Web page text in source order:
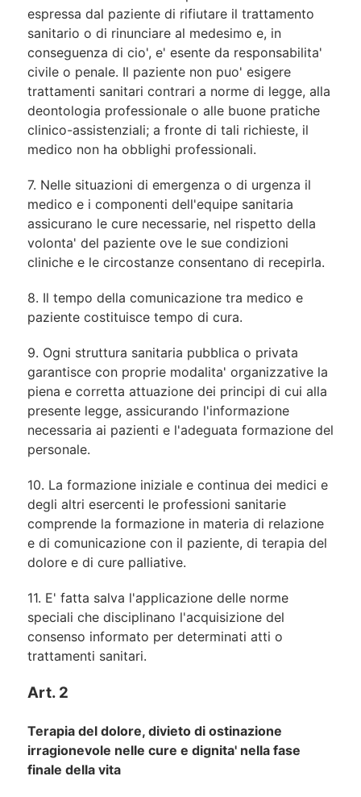
espressa dal paziente di rifiutare il trattamento
sanitario o di rinunciare al medesimo e, in
conseguenza di cio', e' esente da responsabilita'
civile o penale. Il paziente non puo' esigere
trattamenti sanitari contrari a norme di legge, alla
deontologia professionale o alle buone pratiche
clinico-assistenziali; a fronte di tali richieste, il
medico non ha obblighi professionali.
7. Nelle situazioni di emergenza o di urgenza il
medico e i componenti dell'equipe sanitaria
assicurano le cure necessarie, nel rispetto della
volonta' del paziente ove le sue condizioni
cliniche e le circostanze consentano di recepirla.
8. Il tempo della comunicazione tra medico e
paziente costituisce tempo di cura.
9. Ogni struttura sanitaria pubblica o privata
garantisce con proprie modalita' organizzative la
piena e corretta attuazione dei principi di cui alla
presente legge, assicurando l'informazione
necessaria ai pazienti e l'adeguata formazione del
personale.
10. La formazione iniziale e continua dei medici e
degli altri esercenti le professioni sanitarie
comprende la formazione in materia di relazione
e di comunicazione con il paziente, di terapia del
dolore e di cure palliative.
11. E' fatta salva l'applicazione delle norme
speciali che disciplinano l'acquisizione del
consenso informato per determinati atti o
trattamenti sanitari.
Art. 2
Terapia del dolore, divieto di ostinazione
irragionevole nelle cure e dignita' nella fase
finale della vita